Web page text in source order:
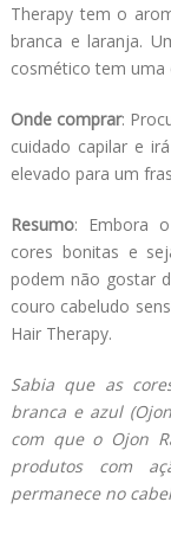
Therapy tem o
branca e laranja.
cosmético tem uma
Onde comprar:
cuidado capilar e
elevado para um
Resumo: Embora
cores bonitas e
podem não gostar
couro cabeludo
Hair Therapy.
Sabia que as
branca e azul
com que o Ojon
produtos com
permanece no